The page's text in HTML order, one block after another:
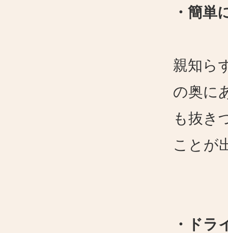
・簡単
親知ら
の奥に
も抜き
ことが
・ドラ